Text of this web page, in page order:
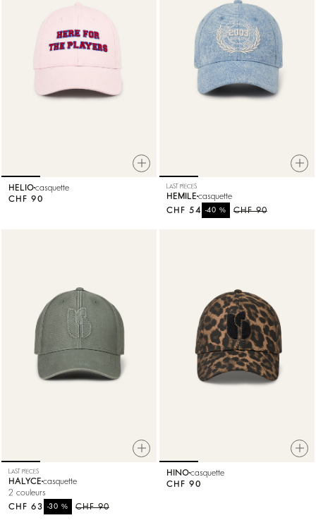
HELIOcasquette
CHF 90
LAST PIECES
HEMILE casquette
CHF 90
-40%
CHF 54
LAST PIECES
HALYCE casquette
2 couleurs
CHF 90
-30%
CHF 63
HINOcasquette
CHF 90